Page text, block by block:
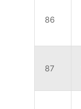
86
87